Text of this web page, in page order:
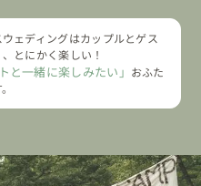
ェディングはカップルとゲス
とにかく楽しい！
と一緒に楽しみたい」 おふた